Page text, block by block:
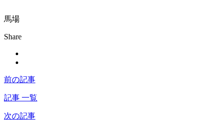
馬場
Share
前の記事
記事 一覧
次の記事